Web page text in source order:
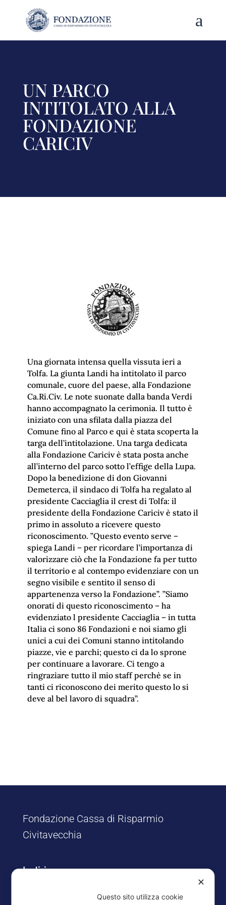
a
UN PARCO
INTITOLATO ALLA
FONDAZIONE
CARICIV
Una giornata intensa quella vissuta ieri a
Tolfa. La giunta Landi ha intitolato il parco
comunale, cuore del paese, alla Fondazione
Ca.Ri.Civ. Le note suonate dalla banda Verdi
hanno accompagnato la cerimonia. Il tutto è
iniziato con una sfilata dalla piazza del
Comune fino al Parco e qui è stata scoperta la
targa dell’intitolazione. Una targa dedicata
alla Fondazione Cariciv è stata posta anche
all’interno del parco sotto l’effige della Lupa.
Dopo la benedizione di don Giovanni
Demeterca, il sindaco di Tolfa ha regalato al
presidente Cacciaglia il crest di Tolfa: il
presidente della Fondazione Cariciv è stato il
primo in assoluto a ricevere questo
riconoscimento. ”Questo evento serve –
spiega Landi – per ricordare l’importanza di
valorizzare ciò che la Fondazione fa per tutto
il territorio e al contempo evidenziare con un
segno visibile e sentito il senso di
appartenenza verso la Fondazione”. ”Siamo
onorati di questo riconoscimento – ha
evidenziato l presidente Cacciaglia – in tutta
Italia ci sono 86 Fondazioni e noi siamo gli
unici a cui dei Comuni stanno intitolando
piazze, vie e parchi; questo ci da lo sprone
per continuare a lavorare. Ci tengo a
ringraziare tutto il mio staff perchè se in
tanti ci riconoscono dei merito questo lo si
deve al bel lavoro di squadra”.
Fondazione Cassa di Risparmio
Civitavecchia
Indirizzo
00053 Civitavecchia (RM)
✕
Questo sito utilizza cookie